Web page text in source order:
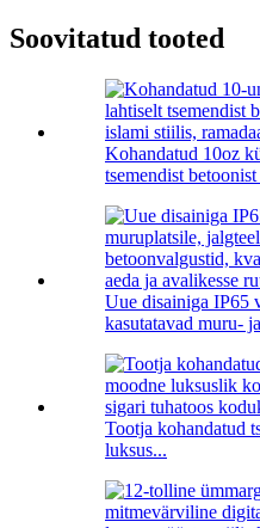
Soovitatud tooted
Kohandatud 10oz
tsemendist betoonist
Uue disainiga IP65
kasutatavad muru-
Tootja kohandatud
luksus...